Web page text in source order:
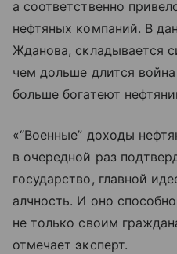
а соответственно
нефтяных компаний. В
Жданова, складывается
чем дольше длится
больше богатеют
«“Военные” доходы
в очередной раз
государство, главной
алчность. И оно
не только своим
отмечает эксперт.